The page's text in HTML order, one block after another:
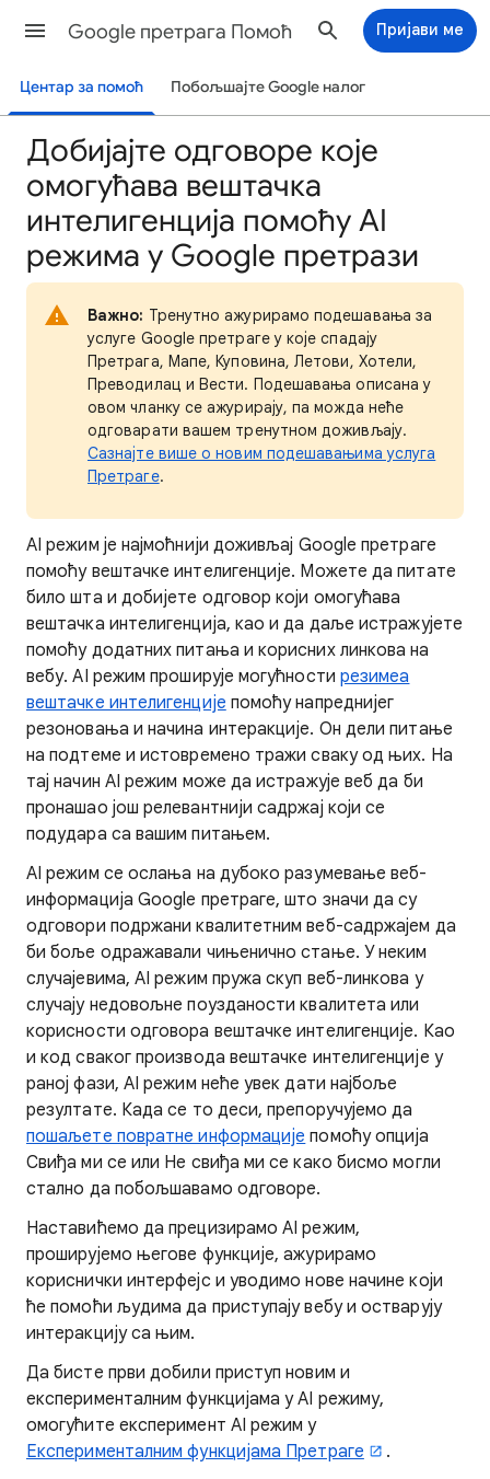
Google претрага Помоћ Пријави ме
Центар за помоћ Побољшајте Google налог
Добијајте одговоре које
омогућава вештачка
интелигенција помоћу AI
режима у Google претрази
Важно: Тренутно ажурирамо подешавања за
услуге Google претраге у које спадају
Претрага, Мапе, Куповина, Летови, Хотели,
Преводилац и Вести. Подешавања описана у
овом чланку се ажурирају, па можда неће
одговарати вашем тренутном доживљају.
Сазнајте више о новим подешавањима услуга
Претраге.
AI режим је најмоћнији доживљај Google претраге
помоћу вештачке интелигенције. Можете да питате
било шта и добијете одговор који омогућава
вештачка интелигенција, као и да даље истражујете
помоћу додатних питања и корисних линкова на
вебу. AI режим проширује могућности резимеа
вештачке интелигенције помоћу напреднијег
резоновања и начина интеракције. Он дели питање
на подтеме и истовремено тражи сваку од њих. На
тај начин AI режим може да истражује веб да би
пронашао још релевантнији садржај који се
подудара са вашим питањем.
AI режим се ослања на дубоко разумевање веб-
информација Google претраге, што значи да су
одговори подржани квалитетним веб-садржајем да
би боље одражавали чињенично стање. У неким
случајевима, AI режим пружа скуп веб-линкова у
случају недовољне поузданости квалитета или
корисности одговора вештачке интелигенције. Као
и код сваког производа вештачке интелигенције у
раној фази, AI режим неће увек дати најбоље
резултате. Када се то деси, препоручујемо да
пошаљете повратне информације помоћу опција
Свиђа ми се или Не свиђа ми се како бисмо могли
стално да побољшавамо одговоре.
Наставићемо да прецизирамо AI режим,
проширујемо његове функције, ажурирамо
кориснички интерфејс и уводимо нове начине који
ће помоћи људима да приступају вебу и остварују
интеракцију са њим.
Да бисте први добили приступ новим и
експерименталним функцијама у AI режиму,
омогућите експеримент AI режим у
Експерименталним функцијама Претраге
.